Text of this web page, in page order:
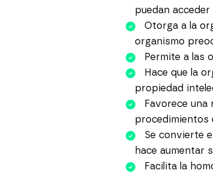
puedan
Otorga a la
organismo
Permite a las
Hace que la
propiedad
Favorece
procedimientos
Se convierte
hace aumentar
Facilita la